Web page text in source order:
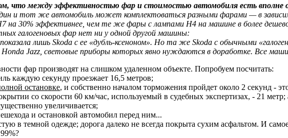
что между эффективностью фар и стоимостью автомобиля есть вполне
и тот же автомобиль может комплектоваться разными фарами — в
на 30% эффективнее, чем те же фары с лампами H4 на машине в более
галогеновых фар нет ни у одной другой машины:
лишь Skoda с ее «дубль-ксеноном». Но та же Skoda с обычными
Jazz, световые приборы которых явно нуждаются в доработке. Все
фар производят на слишком удаленном объекте. Попробуем посчитать:
каждую секунду проезжает 16,5 метров;
остановке, и собственно началом торможения пройдет около 2 секунд -
со скорости 60 км/час, используемый в судебных экспертизах, - 21
увеличивается;
и остановкой автомобил перед ним...
в темной одежде; дорога далеко не всегда покрыта сухим асфальтом. И